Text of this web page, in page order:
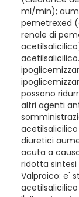
ml/min);
pemetrexed
renale di
possono
altri agenti
diuretici
acuta a
ridotta sintesi
Valproico: e'